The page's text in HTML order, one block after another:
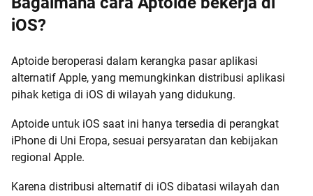
iOS?
Aptoide beroperasi dalam kerangka pasar aplikasi
alternatif Apple, yang memungkinkan distribusi aplikasi
pihak ketiga di iOS di wilayah yang didukung.
Aptoide untuk iOS saat ini hanya tersedia di perangkat
iPhone di Uni Eropa, sesuai persyaratan dan kebijakan
regional Apple.
Karena distribusi alternatif di iOS dibatasi wilayah dan